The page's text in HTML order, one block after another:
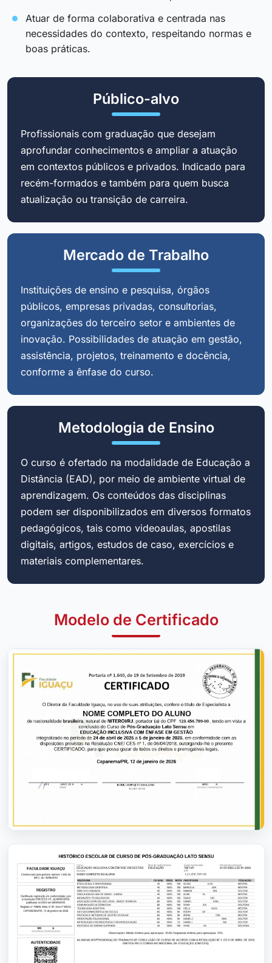
Atuar de forma colaborativa e centrada nas
necessidades do contexto, respeitando normas e
boas práticas.
Público-alvo
Profissionais com graduação que desejam
aprofundar conhecimentos e ampliar a atuação
em contextos públicos e privados. Indicado para
recém-formados e também para quem busca
atualização ou transição de carreira.
Mercado de Trabalho
Instituições de ensino e pesquisa, órgãos
públicos, empresas privadas, consultorias,
organizações do terceiro setor e ambientes de
inovação. Possibilidades de atuação em gestão,
assistência, projetos, treinamento e docência,
conforme a ênfase do curso.
Metodologia de Ensino
O curso é ofertado na modalidade de Educação a
Distância (EAD), por meio de ambiente virtual de
aprendizagem. Os conteúdos das disciplinas
podem ser disponibilizados em diversos formatos
pedagógicos, tais como videoaulas, apostilas
digitais, artigos, estudos de caso, exercícios e
materiais complementares.
Modelo de Certificado